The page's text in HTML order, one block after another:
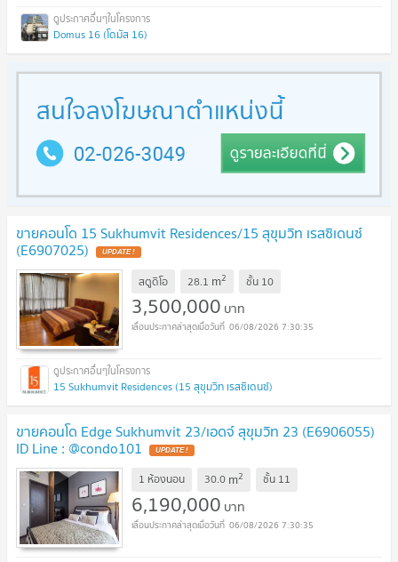
Domus 16 (โดมัส 16)
ขายคอนโด 15 Sukhumvit Residences/15 สุขุมวิท เรสซิเดนซ์
(E6907025)
สตูดิโอ 28.1 m2 ชั้น 10
3,500,000 บาท
06/08/2026 7:30:35
15 Sukhumvit Residences (15 สุขุมวิท เรสซิเดนซ์)
ขายคอนโด Edge Sukhumvit 23/เอดจ์ สุขุมวิท 23 (E6906055)
ID Line : @condo101
1 ห้องนอน 30.0 m2 ชั้น 11
6,190,000 บาท
06/08/2026 7:30:35